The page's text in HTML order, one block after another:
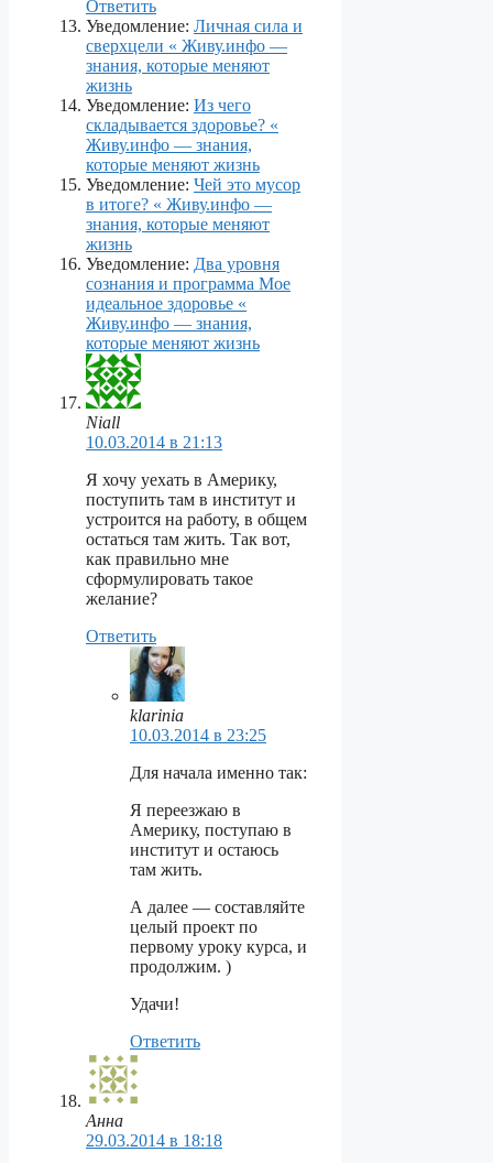
Ответить
Уведомление: Личная сила и
сверхцели « Живу.инфо —
знания, которые меняют
жизнь
Уведомление: Из чего
складывается здоровье? «
Живу.инфо — знания,
которые меняют жизнь
Уведомление: Чей это мусор
в итоге? « Живу.инфо —
знания, которые меняют
жизнь
Уведомление: Два уровня
сознания и программа Мое
идеальное здоровье «
Живу.инфо — знания,
которые меняют жизнь
Niall
10.03.2014 в 21:13
Я хочу уехать в Америку,
поступить там в институт и
устроится на работу, в общем
остаться там жить. Так вот,
как правильно мне
сформулировать такое
желание?
Ответить
klarinia
10.03.2014 в 23:25
Для начала именно так:
Я переезжаю в
Америку, поступаю в
институт и остаюсь
там жить.
А далее — составляйте
целый проект по
первому уроку курса, и
продолжим. )
Удачи!
Ответить
Анна
29.03.2014 в 18:18